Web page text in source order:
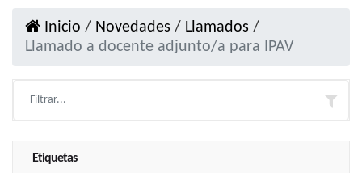
Inicio / Novedades / Llamados /
Llamado a docente adjunto/a para IPAV
Etiquetas